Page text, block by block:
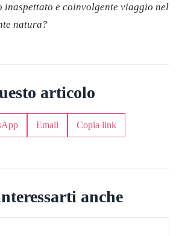
inaspettato e coinvolgente viaggio nel
natura?
articolo
Email Copia link
anche